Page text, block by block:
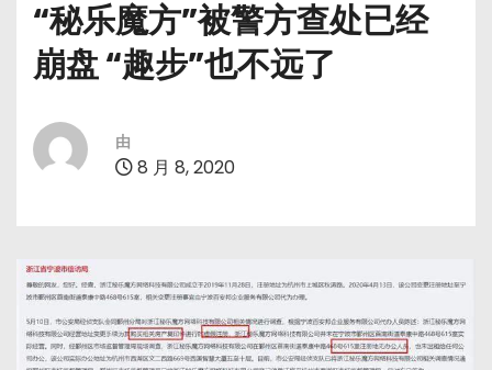
“秘乐魔方”被警方查处已经
崩盘 “趣步”也不远了
由
8 月 8, 2020